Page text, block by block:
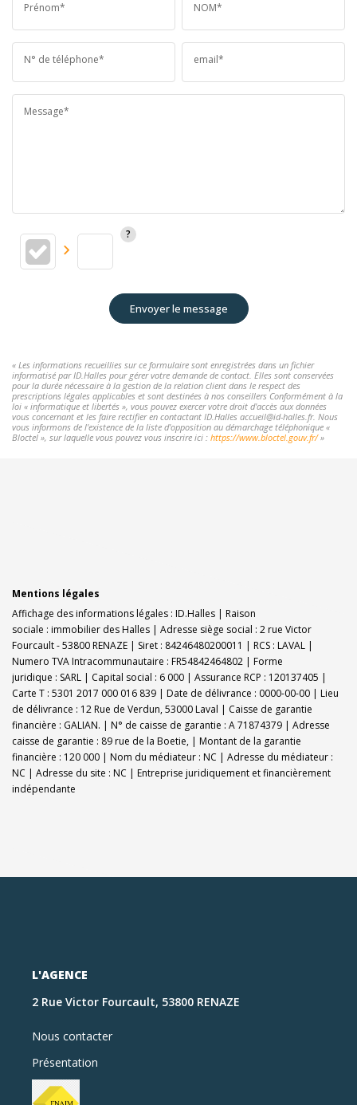
Prénom* NOM*
N° de téléphone* email*
Message*
Envoyer le message
« Les informations recueillies sur ce formulaire sont enregistrées dans un fichier
informatisé par ID.Halles pour gérer votre demande de contact. Elles sont conservées
pour la durée nécessaire à la gestion de la relation client dans le respect des
prescriptions légales applicables et sont destinées à nos conseillers Conformément à la
loi « informatique et libertés », vous pouvez exercer votre droit d'accès aux données
vous concernant et les faire rectifier en contactant ID.Halles accueil@id-halles.fr. Nous
vous informons de l'existence de la liste d'opposition au démarchage téléphonique «
Bloctel », sur laquelle vous pouvez vous inscrire ici : https://www.bloctel.gouv.fr/»
Mentions légales
Affichage des informations légales : ID.Halles | Raison
sociale : immobilier des Halles | Adresse siège social : 2 rue Victor
Fourcault - 53800 RENAZE | Siret : 84246480200011 | RCS : LAVAL |
Numero TVA Intracommunautaire : FR54842464802 | Forme
juridique : SARL | Capital social : 6 000 | Assurance RCP : 120137405 |
Carte T : 5301 2017 000 016 839 | Date de délivrance : 0000-00-00 | Lieu
de délivrance : 12 Rue de Verdun, 53000 Laval | Caisse de garantie
financière : GALIAN. | N° de caisse de garantie : A 71874379 | Adresse
caisse de garantie : 89 rue de la Boetie, | Montant de la garantie
financière : 120 000 | Nom du médiateur : NC | Adresse du médiateur :
NC | Adresse du site : NC | Entreprise juridiquement et financièrement
indépendante
L'AGENCE
2 Rue Victor Fourcault, 53800 RENAZE
Nous contacter
Présentation